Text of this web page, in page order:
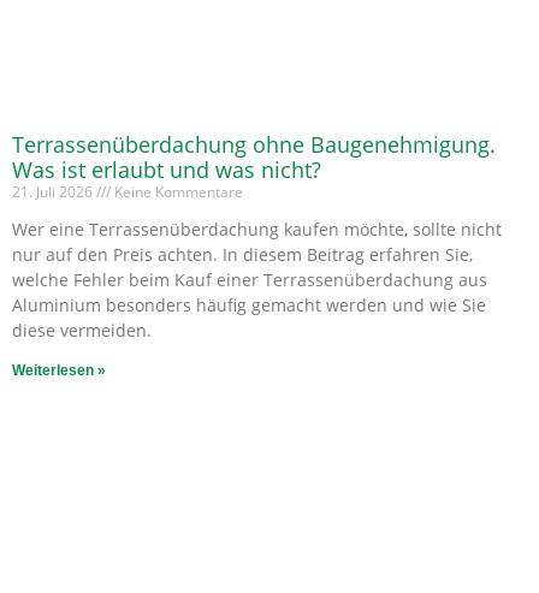
Terrassenüberdachung ohne Baugenehmigung.
Was ist erlaubt und was nicht?
21. Juli 2026 Keine Kommentare
Wer eine Terrassenüberdachung kaufen möchte, sollte nicht
nur auf den Preis achten. In diesem Beitrag erfahren Sie,
welche Fehler beim Kauf einer Terrassenüberdachung aus
Aluminium besonders häufig gemacht werden und wie Sie
diese vermeiden.
Weiterlesen »